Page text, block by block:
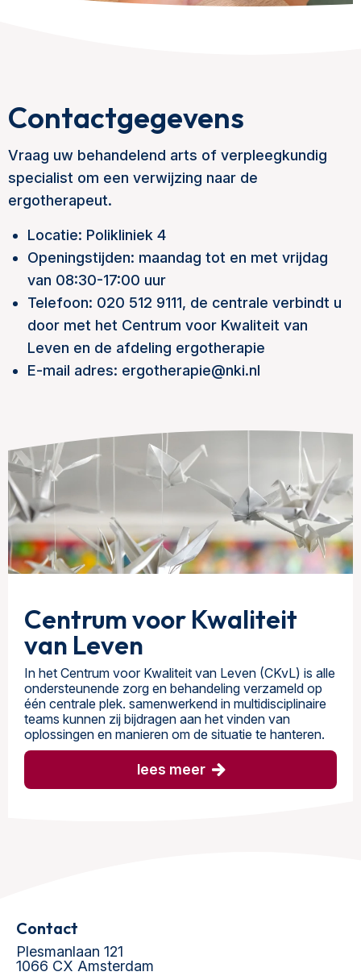
Contactgegevens
Vraag uw behandelend arts of verpleegkundig
specialist om een verwijzing naar de
ergotherapeut.
Locatie: Polikliniek 4
Openingstijden: maandag tot en met vrijdag
van 08:30-17:00 uur
Telefoon: 020 512 9111, de centrale verbindt u
door met het Centrum voor Kwaliteit van
Leven en de afdeling ergotherapie
E-mail adres: ergotherapie@nki.nl
Centrum voor Kwaliteit
van Leven
In het Centrum voor Kwaliteit van Leven (CKvL) is alle
ondersteunende zorg en behandeling verzameld op
één centrale plek. samenwerkend in multidisciplinaire
teams kunnen zij bijdragen aan het vinden van
oplossingen en manieren om de situatie te hanteren.
lees meer
Contact
Plesmanlaan 121
1066 CX Amsterdam